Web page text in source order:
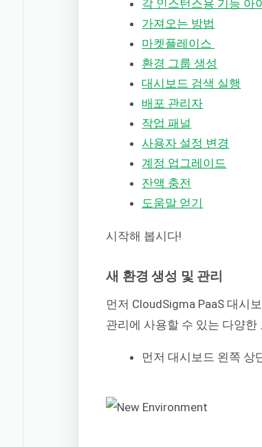
각 인스턴스용 기능 아
가져오는 방법
마켓플레이스
환경 그룹 생성
대시보드 검색 실행
배포 관리자
작업 패널
사용자 설정 변경
계정 업그레이드
잔액 충전
도움말 얻기
시작해 봅시다!
새 환경 생성 및 관리
먼저 CloudSigma PaaS 대시
관리에 사용할 수 있는 다양한
먼저 대시보드 왼쪽 상